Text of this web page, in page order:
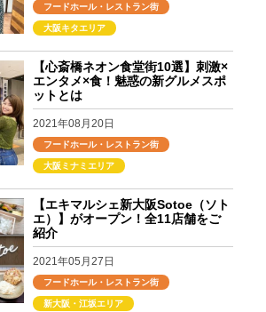
フードホール・レストラン街
大阪キタエリア
【心斎橋ネオン食堂街10選】刺激×
エンタメ×食！魅惑の新グルメスポ
ットとは
2021年08月20日
フードホール・レストラン街
大阪ミナミエリア
【エキマルシェ新大阪Sotoe（ソト
エ）】がオープン！全11店舗をご
紹介
2021年05月27日
フードホール・レストラン街
新大阪・江坂エリア